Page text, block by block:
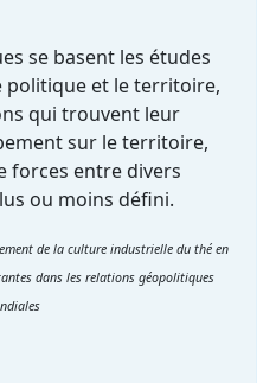
se basent les études
politique et le territoire,
qui trouvent leur
sur le territoire,
forces entre divers
ou moins défini.
de la culture industrielle du thé en
dans les relations géopolitiques